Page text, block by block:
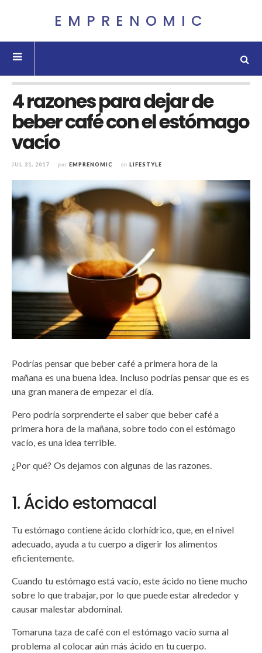
EMPRENOMIC
4 razones para dejar de
beber café con el estómago
vacío
JUL 31, 2017 por EMPRENOMIC en LIFESTYLE
Podrías pensar que beber café a primera hora de la
mañana es una buena idea. Incluso podrías pensar que es es
una gran manera de empezar el día.
Pero podría sorprenderte el saber que beber café a
primera hora de la mañana, sobre todo con el estómago
vacío, es una idea terrible.
¿Por qué? Os dejamos con algunas de las razones.
1. Ácido estomacal
Tu estómago contiene ácido clorhídrico, que, en el nivel
adecuado, ayuda a tu cuerpo a digerir los alimentos
eficientemente.
Cuando tu estómago está vacío, este ácido no tiene mucho
sobre lo que trabajar, por lo que puede estar alrededor y
causar malestar abdominal.
Tomaruna taza de café con el estómago vacío suma al
problema al colocar aún más ácido en tu cuerpo.